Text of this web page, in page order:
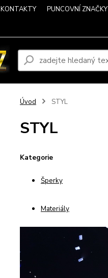
KONTAKTY PUNCOVNÍ ZNAČKY
Úvod STYL
STYL
Kategorie
Šperky
Materiály